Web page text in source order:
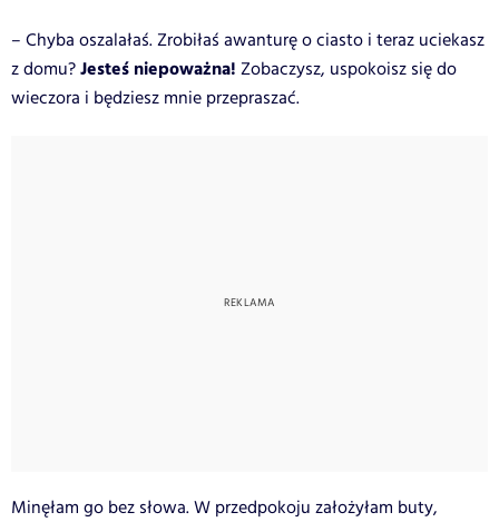
– Chyba oszalałaś. Zrobiłaś awanturę o ciasto i teraz uciekasz
z domu?Jesteś niepoważna! Zobaczysz, uspokoisz się do
wieczora i będziesz mnie przepraszać.
Minęłam go bez słowa. W przedpokoju założyłam buty,